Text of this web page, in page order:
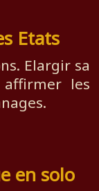
Etats
Elargir sa
les
en solo